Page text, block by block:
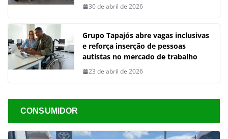
30 de abril de 2026
Grupo Tapajós abre vagas inclusivas
e reforça inserção de pessoas
autistas no mercado de trabalho
23 de abril de 2026
CONSUMIDOR